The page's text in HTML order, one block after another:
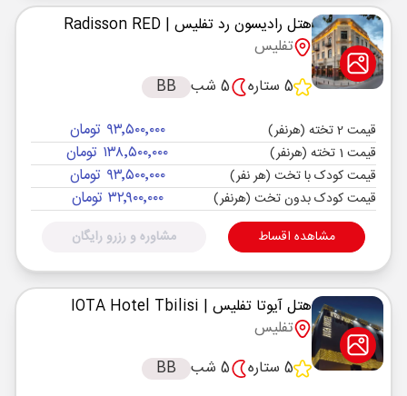
هتل رادیسون رد تفلیس | Radisson RED
تفلیس
5 ستاره
5 شب BB
قیمت 2 تخته (هرنفر) ۹۳٬۵۰۰٬۰۰۰ تومان
قیمت 1 تخته (هرنفر) ۱۳۸٬۵۰۰٬۰۰۰ تومان
قیمت کودک با تخت (هر نفر) ۹۳٬۵۰۰٬۰۰۰ تومان
قیمت کودک بدون تخت (هرنفر) ۳۲٬۹۰۰٬۰۰۰ تومان
مشاهده اقساط مشاوره و رزرو رایگان
هتل آیوتا تفلیس | IOTA Hotel Tbilisi
تفلیس
5 ستاره
5 شب BB